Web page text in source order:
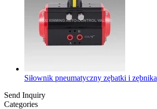
Siłownik pneumatyczny zębatki i zębnika
Send Inquiry
Categories